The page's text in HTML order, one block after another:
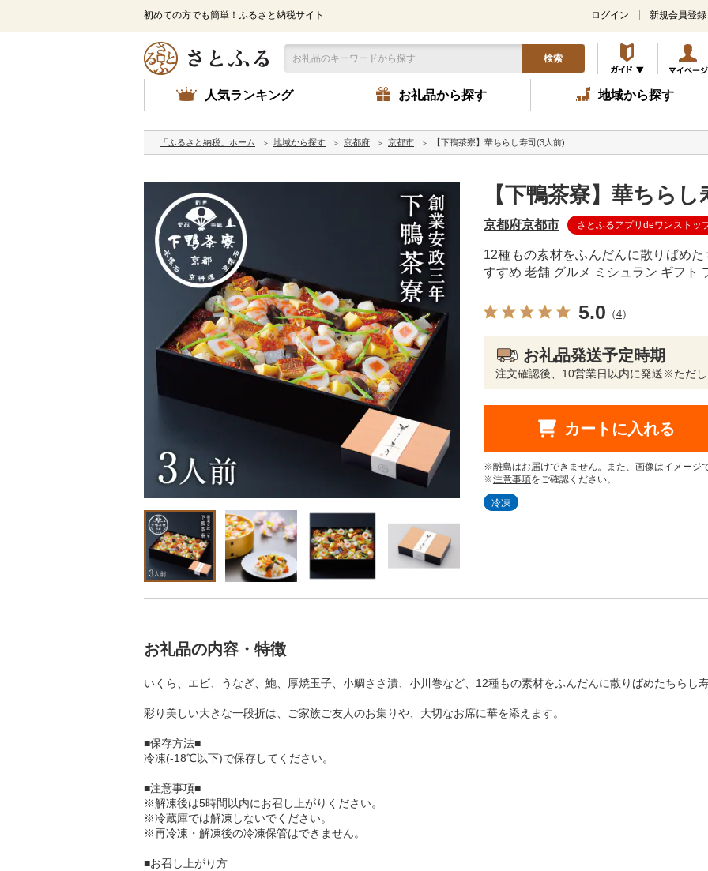
初めての方でも簡単！ふるさと納税サイト ログイン 新規会員登録
検索
人気ランキング お礼品から探す 地域から探す
「ふるさと納税」ホーム 地域から探す 京都府 京都市 【下鴨茶寮】華ちらし寿司(3人前)
【下鴨茶寮】華ちら
京都府京都市 さとふるアプリdeワンストッ
12種もの素材をふんだんに散りばめ
すすめ 老舗 グルメ ミシュラン ギフト
5.0 （4）
お礼品発送予定時期
注文確認後、10営業日以内に発送※ただ
カートに入れる
※離島はお届けできません。また、画像はイメージ
※注意事項をご確認ください。
冷凍
お礼品の内容・特徴
いくら、エビ、うなぎ、鮑、厚焼玉子、小鯛ささ漬、小川巻など、12種もの素材をふんだんに散りばめたちらし
彩り美しい大きな一段折は、ご家族ご友人のお集りや、大切なお席に華を添えます。
■保存方法■
冷凍(-18℃以下)で保存してください。
■注意事項■
※解凍後は5時間以内にお召し上がりください。
※冷蔵庫では解凍しないでください。
※再冷凍・解凍後の冷凍保管はできません。
■お召し上がり方